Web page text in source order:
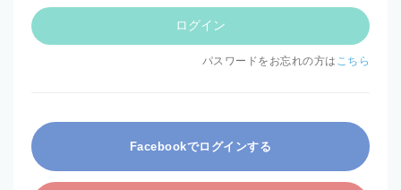
ログイン
パスワードをお忘れの方は こちら
Facebookでログインする